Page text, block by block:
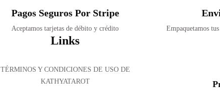
Pagos Seguros Por Stripe
Aceptamos tarjetas de débito y crédito Empaquetamos
Links
TÉRMINOS Y CONDICIONES DE USO DE
KATHYATAROT